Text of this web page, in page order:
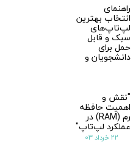
راهنمای
انتخاب بهترین
لپ‌تاپ‌های
سبک و قابل
حمل برای
دانشجویان و
"نقش و
اهمیت حافظه
رم (RAM) در
عملکرد لپ‌تاپ"
۲۲ خرداد ۰۳